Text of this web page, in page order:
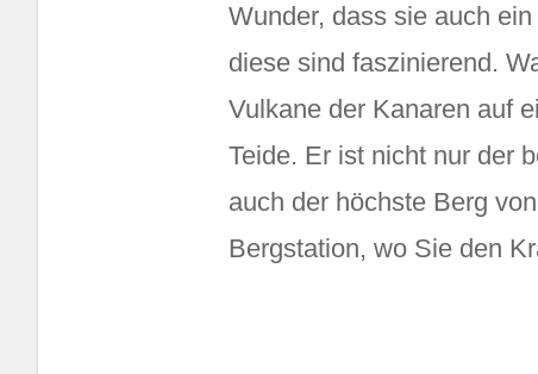
Wunder, dass sie auch
diese sind faszinierend.
Vulkane der Kanaren auf
Teide. Er ist nicht nur der
auch der höchste Berg
Bergstation, wo Sie den